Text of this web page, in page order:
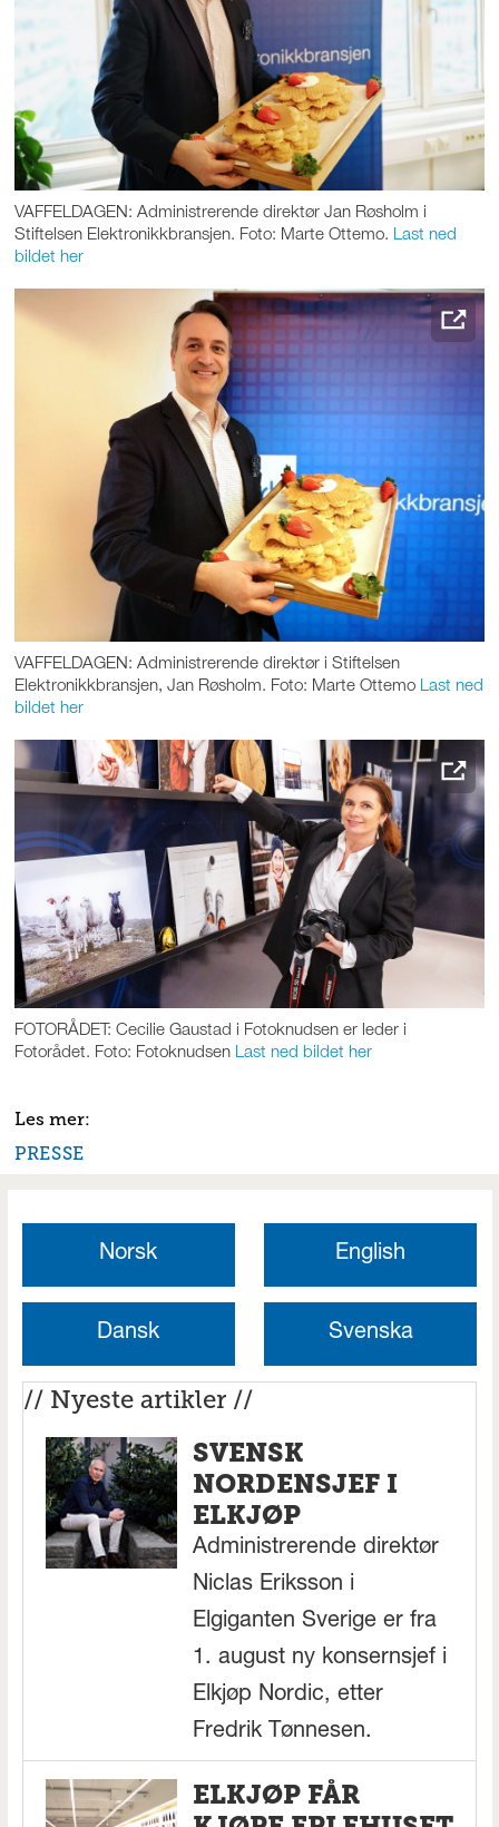
VAFFELDAGEN: Administrerende direktør Jan Røsholm i
Stiftelsen Elektronikkbransjen. Foto: Marte Ottemo. Last ned
bildet her
VAFFELDAGEN: Administrerende direktør i Stiftelsen
Elektronikkbransjen, Jan Røsholm. Foto: Marte Ottemo Last ned
bildet her
FOTORÅDET: Cecilie Gaustad i Fotoknudsen er leder i
Fotorådet. Foto: Fotoknudsen Last ned bildet her
PRESSE
Norsk English
Dansk Svenska
// Nyeste artikler //
SVENSK
NORDENSJEF I
ELKJØP
Administrerende direktør
Niclas Eriksson i
Elgiganten Sverige er fra
1. august ny konsernsjef i
Elkjøp Nordic, etter
Fredrik Tønnesen.
ELKJØP FÅR